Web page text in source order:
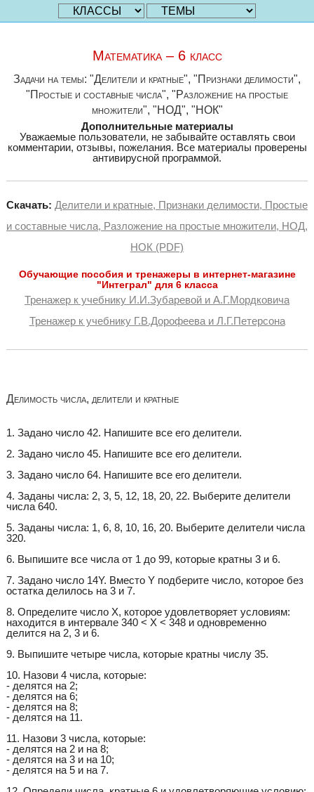
Математика – 6 класс
Задачи на темы: "Делители и кратные", "Признаки делимости",
"Простые и составные числа", "Разложение на простые
множители", "НОД", "НОК"
Дополнительные материалы
Уважаемые пользователи, не забывайте оставлять свои
комментарии, отзывы, пожелания. Все материалы проверены
антивирусной программой.
Скачать: Делители и кратные, Признаки делимости, Простые
и составные числа, Разложение на простые множители, НОД,
НОК (PDF)
Обучающие пособия и тренажеры в интернет-магазине
"Интеграл" для 6 класса
Тренажер к учебнику И.И.Зубаревой и А.Г.Мордковича
Тренажер к учебнику Г.В.Дорофеева и Л.Г.Петерсона
Делимость числа, делители и кратные
1. Задано число 42. Напишите все его делители.
2. Задано число 45. Напишите все его делители.
3. Задано число 64. Напишите все его делители.
4. Заданы числа: 2, 3, 5, 12, 18, 20, 22. Выберите делители
числа 640.
5. Заданы числа: 1, 6, 8, 10, 16, 20. Выберите делители числа
320.
6. Выпишите все числа от 1 до 99, которые кратны 3 и 6.
7. Задано число 14Y. Вместо Y подберите число, которое без
остатка делилось на 3 и 7.
8. Определите число Х, которое удовлетворяет условиям:
находится в интервале 340 < Х < 348 и одновременно
делится на 2, 3 и 6.
9. Выпишите четыре числа, которые кратны числу 35.
10. Назови 4 числа, которые:
- делятся на 2;
- делятся на 6;
- делятся на 8;
- делятся на 11.
11. Назови 3 числа, которые:
- делятся на 2 и на 8;
- делятся на 3 и на 10;
- делятся на 5 и на 7.